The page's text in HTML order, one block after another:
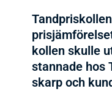
kollen skulle
stannade hos
skarp och